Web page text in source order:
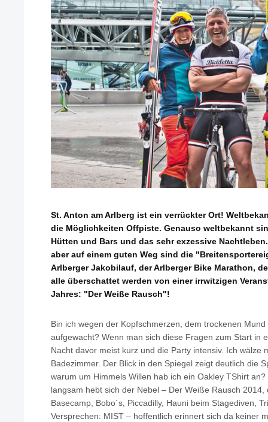
St. Anton am Arlberg ist ein verrückter Ort!
die Möglichkeiten Offpiste. Genauso weltbekannt
Hütten und Bars und das sehr exzessive
aber auf einem guten Weg sind die
Arlberger Jakobilauf, der Arlberger Bike Marathon,
alle überschattet werden von einer irrwitzigen
Jahres: "Der Weiße Rausch"!
Bin ich wegen der Kopfschmerzen, dem trockenen
aufgewacht? Wenn man sich diese Fragen zum Start in
Nacht davor meist kurz und die Party intensiv. Ich wälze
Badezimmer. Der Blick in den Spiegel zeigt deutlich die
warum um Himmels Willen hab ich ein Oakley TShirt
langsam hebt sich der Nebel – Der Weiße Rausch
Basecamp, Bobo´s, Piccadilly, Hauni beim Stagediven,
Versprechen: MIST – hoffentlich erinnert sich da keiner